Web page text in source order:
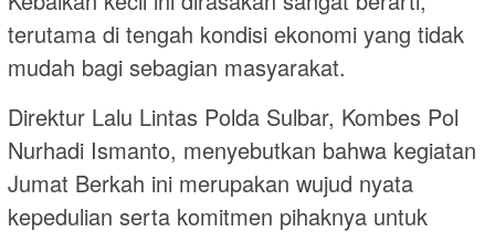
terutama di tengah kondisi ekonomi yang tidak
mudah bagi sebagian masyarakat.
Direktur Lalu Lintas Polda Sulbar, Kombes Pol
Nurhadi Ismanto, menyebutkan bahwa kegiatan
Jumat Berkah ini merupakan wujud nyata
kepedulian serta komitmen pihaknya untuk